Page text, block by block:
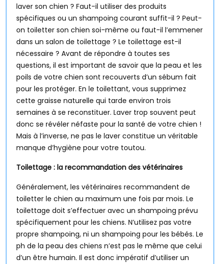
laver son chien ? Faut-il utiliser des produits
spécifiques ou un shampoing courant suffit-il ? Peut-
on toiletter son chien soi-même ou faut-il l’emmener
dans un salon de toilettage ? Le toilettage est-il
nécessaire ? Avant de répondre à toutes ses
questions, il est important de savoir que la peau et les
poils de votre chien sont recouverts d’un sébum fait
pour les protéger. En le toilettant, vous supprimez
cette graisse naturelle qui tarde environ trois
semaines à se reconstituer. Laver trop souvent peut
donc se révéler néfaste pour la santé de votre chien !
Mais à l’inverse, ne pas le laver constitue un véritable
manque d’hygiène pour votre toutou.
Toilettage : la recommandation des vétérinaires
Généralement, les vétérinaires recommandent de
toiletter le chien au maximum une fois par mois. Le
toilettage doit s’effectuer avec un shampoing prévu
spécifiquement pour les chiens. N’utilisez pas votre
propre shampoing, ni un shampoing pour les bébés. Le
ph de la peau des chiens n’est pas le même que celui
d’un être humain. Il est donc impératif d’utiliser un